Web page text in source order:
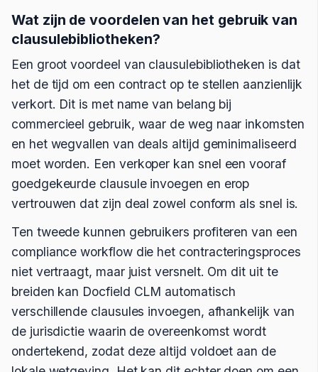
Wat zijn de voordelen van het gebruik van
clausulebibliotheken?
Een groot voordeel van clausulebibliotheken is dat
het de tijd om een contract op te stellen aanzienlijk
verkort. Dit is met name van belang bij
commercieel gebruik, waar de weg naar inkomsten
en het wegvallen van deals altijd geminimaliseerd
moet worden. Een verkoper kan snel een vooraf
goedgekeurde clausule invoegen en erop
vertrouwen dat zijn deal zowel conform als snel is.
Ten tweede kunnen gebruikers profiteren van een
compliance workflow die het contracteringsproces
niet vertraagt, maar juist versnelt. Om dit uit te
breiden kan Docfield CLM automatisch
verschillende clausules invoegen, afhankelijk van
de jurisdictie waarin de overeenkomst wordt
ondertekend, zodat deze altijd voldoet aan de